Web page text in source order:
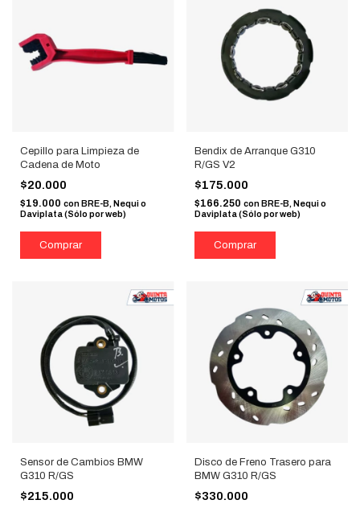
Cepillo para Limpieza de
Cadena de Moto
$20.000
$19.000 conBRE-B, Nequi o
Daviplata (Sólo por web)
Bendix de Arranque G310
R/GS V2
$175.000
$166.250 con BRE-B, Nequi o
Daviplata (Sólo por web)
Sensor de Cambios BMW
G310 R/GS
$215.000
Disco de Freno Trasero para
BMW G310 R/GS
$330.000